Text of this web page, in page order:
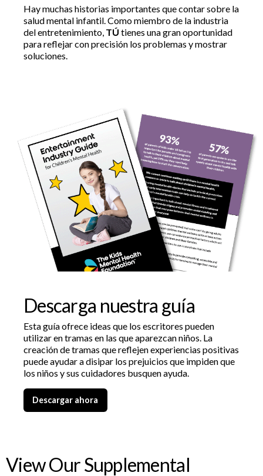
Hay muchas historias importantes que contar sobre la
salud mental infantil. Como miembro de la industria
del entretenimiento, TÚ tienes una gran oportunidad
para reflejar con precisión los problemas y mostrar
soluciones.
Descarga nuestra guía
Esta guía ofrece ideas que los escritores pueden
utilizar en tramas en las que aparezcan niños. La
creación de tramas que reflejen experiencias positivas
puede ayudar a disipar los prejuicios que impiden que
los niños y sus cuidadores busquen ayuda.
Descargar ahora
View Our Supplemental